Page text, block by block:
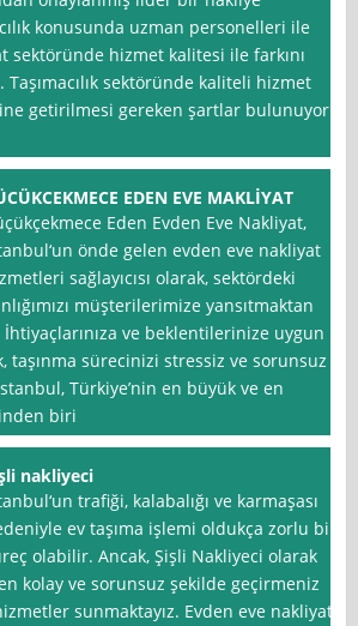
konusunda uzman personelleri ile
sektöründe hizmet kalitesi ile farkını
sektöründe kaliteli hizmet
getirilmesi gereken şartlar bulunuyor.
EDEN EVE MAKLİYAT
Eden Evden Eve Nakliyat,
önde gelen evden eve nakliyat
sağlayıcısı olarak, sektördeki
müşterilerimize yansıtmaktan
ve beklentilerinize uygun
taşınma sürecinizi stressiz ve sorunsuz
Türkiye’nin en büyük ve en
biri
nakliyeci
trafiği, kalabalığı ve karmaşası
ev taşıma işlemi oldukça zorlu bir
olabilir. Ancak, Şişli Nakliyeci olarak
kolay ve sorunsuz şekilde geçirmeniz
sunmaktayız. Evden eve nakliyat